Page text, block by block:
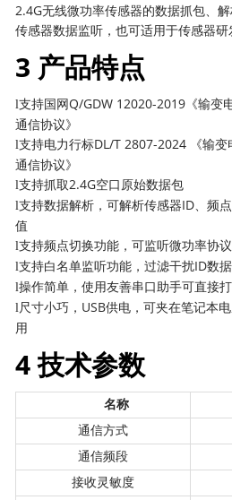
2.4G无线微功率传感器的数据抓包、
传感器数据监听，也可适用于传感器研
3 产品特点
l支持国网Q/GDW 12020-2019《输变
通信协议》
l支持电力行标DL/T 2807-2024 《输
通信协议》
l支持抓取2.4G空口原始数据包
l支持数据解析，可解析传感器ID、频
值
l支持频点切换功能，可监听微功率协
l支持白名单监听功能，过滤干扰ID数据
l操作简单，使用友善串口助手可直接
l 尺寸小巧，USB供电，可夹在笔记本
用
4 技术参数
名称
通信方式
通信频段
接收灵敏度